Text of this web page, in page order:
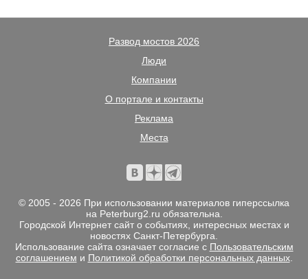
Развод мостов 2026
Люди
Компании
О портале и контакты
Реклама
Места
© 2005 - 2026 При использовании материалов гиперссылка
на Peterburg2.ru обязательна.
Городской Интернет сайт о событиях, интересных местах и
новостях Санкт-Петербурга.
Использование сайта означает согласие с Пользовательским
соглашением и Политикой обработки персональных данных.